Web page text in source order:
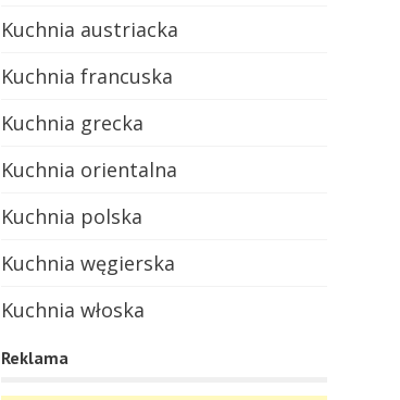
Kuchnia austriacka
Kuchnia francuska
Kuchnia grecka
Kuchnia orientalna
Kuchnia polska
Kuchnia węgierska
Kuchnia włoska
Reklama